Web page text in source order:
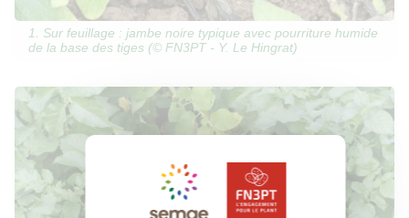
1. Sur feuillage : jambe noire typique avec pourriture humide
de la base des tiges (© FN3PT - Y. Le Hingrat)